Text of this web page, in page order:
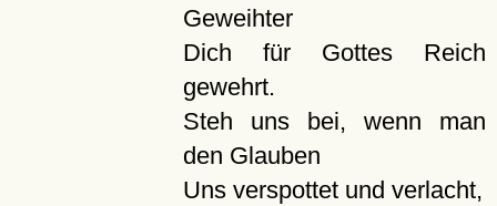
Geweihter
Dich für Gottes Reich
gewehrt.
Steh uns bei, wenn man
den Glauben
Uns verspottet und verlacht,